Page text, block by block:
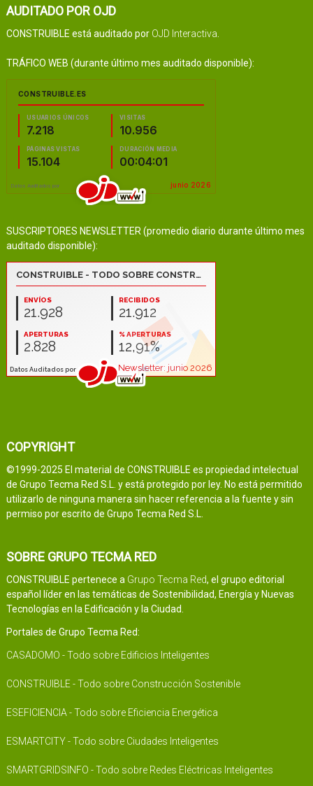
AUDITADO POR OJD
CONSTRUIBLE está auditado por OJD Interactiva
TRÁFICO WEB (durante último mes auditado disponible):
SUSCRIPTORES NEWSLETTER (promedio diario durante último mes
auditado disponible):
COPYRIGHT
©1999-2025 El material de CONSTRUIBLE es propiedad intelectual
de Grupo Tecma Red S.L. y está protegido por ley. No está permitido
utilizarlo de ninguna manera sin hacer referencia a la fuente y sin
permiso por escrito de Grupo Tecma Red S.L.
SOBRE GRUPO TECMA RED
CONSTRUIBLE pertenece a Grupo Tecma Red, el grupo editorial
español líder en las temáticas de Sostenibilidad, Energía y Nuevas
Tecnologías en la Edificación y la Ciudad.
Portales de Grupo Tecma Red:
CASADOMO - Todo sobre Edificios Inteligentes
CONSTRUIBLE - Todo sobre Construcción Sostenible
ESEFICIENCIA - Todo sobre Eficiencia Energética
ESMARTCITY - Todo sobre Ciudades Inteligentes
SMARTGRIDSINFO - Todo sobre Redes Eléctricas Inteligentes